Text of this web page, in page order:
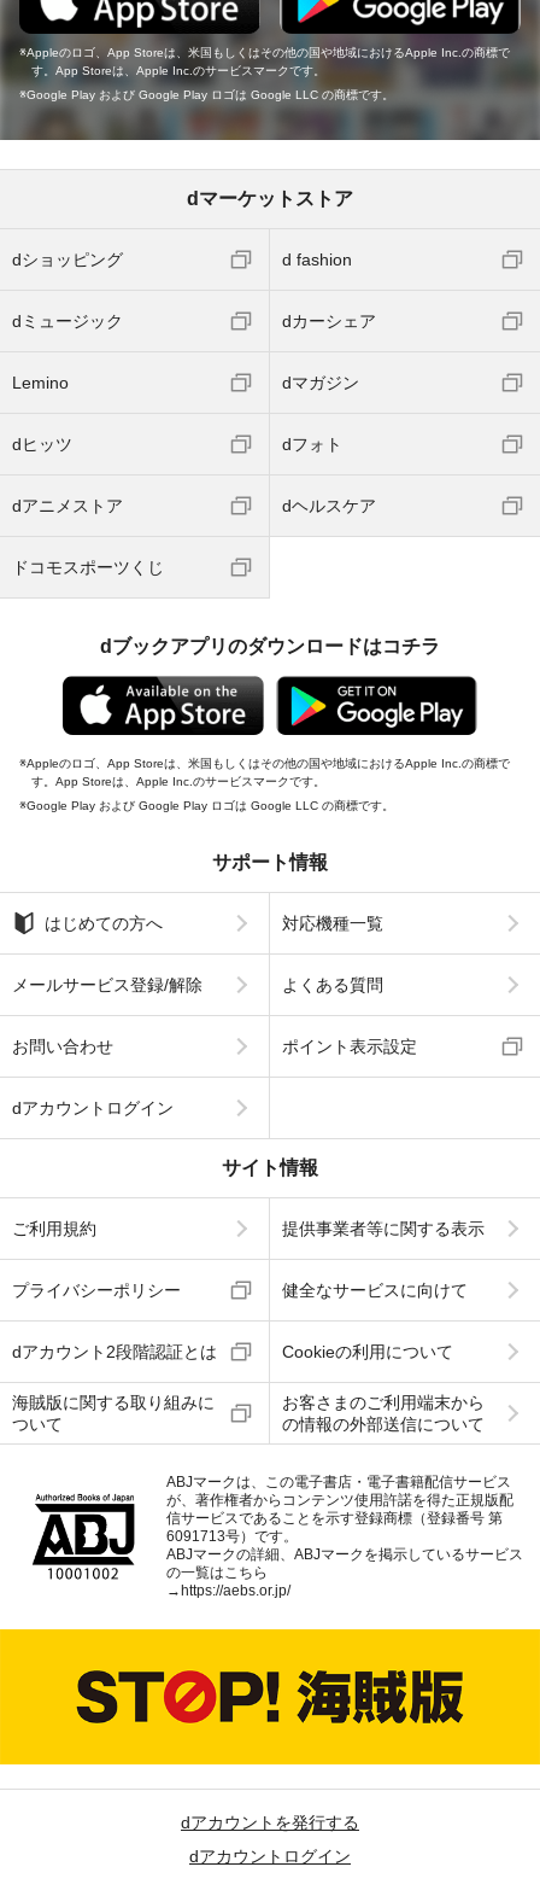
Appleのロゴ、App Storeは、米国もしくはその他の国や地域におけるApple Inc.の商標で
す。App Storeは、Apple Inc.のサービスマークです。
Google Play および Google Play ロゴは Google LLC の商標です。
dマーケットストア
dショッピング d fashion
dミュージック dカーシェア
Lemino dマガジン
dヒッツ dフォト
dアニメストア dヘルスケア
ドコモスポーツくじ
dブックアプリのダウンロードはコチラ
Appleのロゴ、App Storeは、米国もしくはその他の国や地域におけるApple Inc.の商標で
す。App Storeは、Apple Inc.のサービスマークです。
Google Play および Google Play ロゴは Google LLC の商標です。
サポート情報
はじめての方へ 対応機種一覧
メールサービス登録/解除 よくある質問
お問い合わせ ポイント表示設定
dアカウントログイン
サイト情報
ご利用規約 提供事業者等に関する表示
プライバシーポリシー 健全なサービスに向けて
dアカウント2段階認証とは Cookieの利用について
海賊版に関する取り組みに
ついて
お客さまのご利用端末から
の情報の外部送信について
ABJマークは、この電子書店・電子書籍配信サービス
が、著作権者からコンテンツ使用許諾を得た正規版配
信サービスであることを示す登録商標（登録番号 第
6091713号）です。
ABJマークの詳細、ABJマークを掲示しているサービス
の一覧はこちら
→ https://aebs.or.jp/
dアカウントを発行する
dアカウントログイン